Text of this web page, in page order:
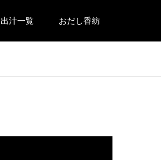
出汁一覧 おだし香紡